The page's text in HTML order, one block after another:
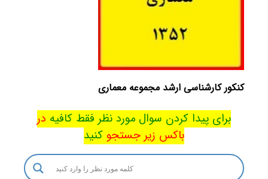
کنکور کارشناسی ارشد مجموعه معماری
برای پیدا کردن سوال مورد نظر فقط کافیه در
باکس زیر جستجو کنید